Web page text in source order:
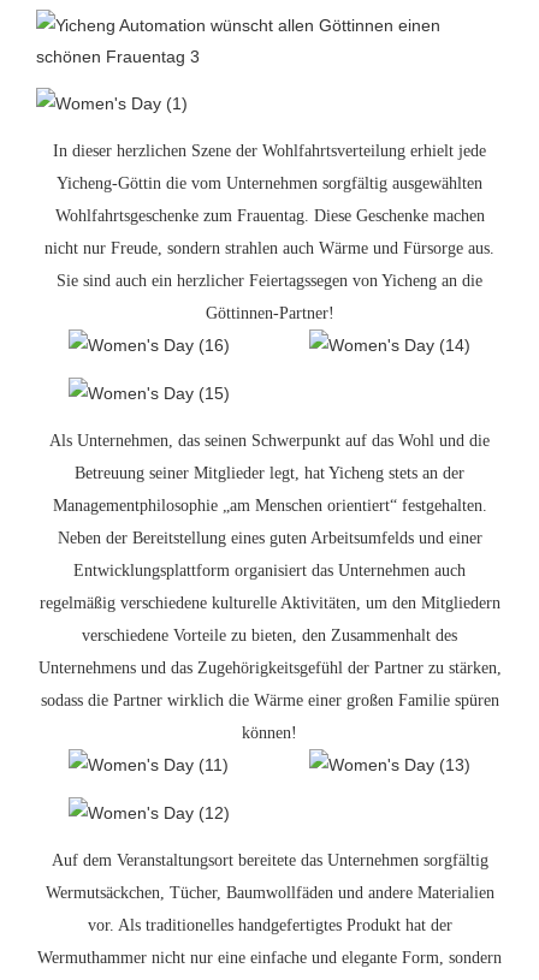
In dieser herzlichen Szene der Wohlfahrtsverteilung erhielt jede
Yicheng-Göttin die vom Unternehmen sorgfältig ausgewählten
Wohlfahrtsgeschenke zum Frauentag. Diese Geschenke machen
nicht nur Freude, sondern strahlen auch Wärme und Fürsorge aus.
Sie sind auch ein herzlicher Feiertagssegen von Yicheng an die
Göttinnen-Partner!
Als Unternehmen, das seinen Schwerpunkt auf das Wohl und die
Betreuung seiner Mitglieder legt, hat Yicheng stets an der
Managementphilosophie „am Menschen orientiert“ festgehalten.
Neben der Bereitstellung eines guten Arbeitsumfelds und einer
Entwicklungsplattform organisiert das Unternehmen auch
regelmäßig verschiedene kulturelle Aktivitäten, um den Mitgliedern
verschiedene Vorteile zu bieten, den Zusammenhalt des
Unternehmens und das Zugehörigkeitsgefühl der Partner zu stärken,
sodass die Partner wirklich die Wärme einer großen Familie spüren
können!
Auf dem Veranstaltungsort bereitete das Unternehmen sorgfältig
Wermutsäckchen, Tücher, Baumwollfäden und andere Materialien
vor. Als traditionelles handgefertigtes Produkt hat der
Wermuthammer nicht nur eine einfache und elegante Form, sondern